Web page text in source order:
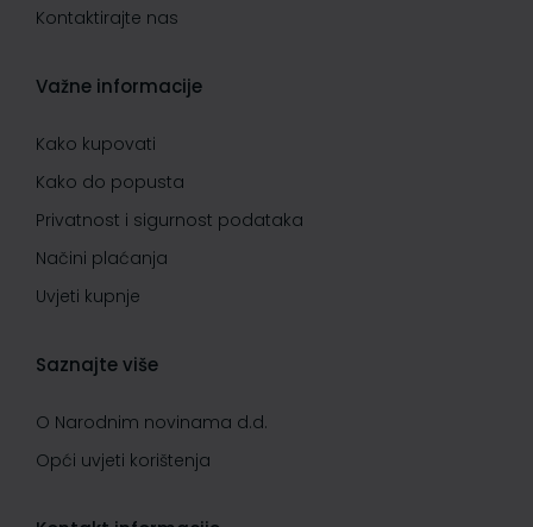
Kontaktirajte nas
Važne informacije
Kako kupovati
Kako do popusta
Privatnost i sigurnost podataka
Načini plaćanja
Uvjeti kupnje
Saznajte više
O Narodnim novinama d.d.
Opći uvjeti korištenja